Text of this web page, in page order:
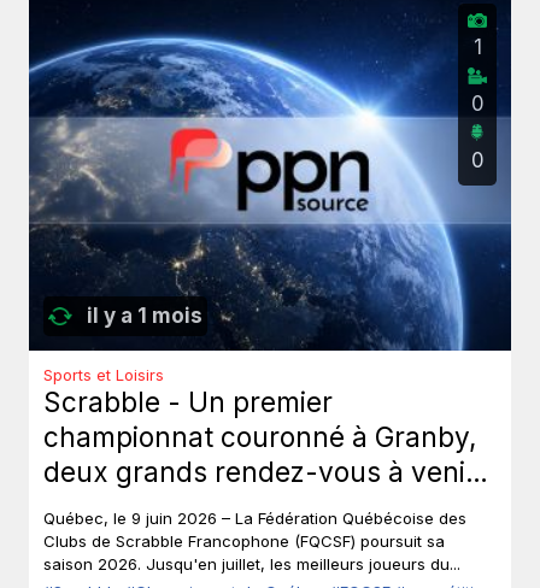
il y a 1 mois
1
0
0
Sports et Loisirs
Scrabble - Un premier
championnat couronné à Granby,
deux grands rendez-vous à venir
au Québec.
Québec, le 9 juin 2026 – La Fédération Québécoise des
Clubs de Scrabble Francophone (FQCSF) poursuit sa
saison 2026. Jusqu'en juillet, les meilleurs joueurs du...